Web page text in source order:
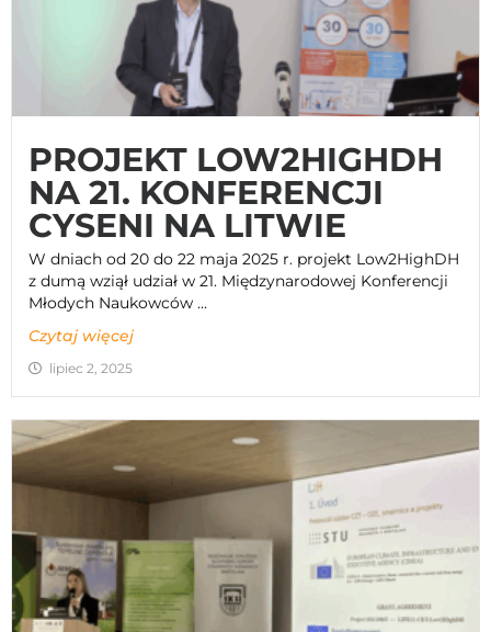
PROJEKT LOW2HIGHDH
NA 21. KONFERENCJI
CYSENI NA LITWIE
W dniach od 20 do 22 maja 2025 r. projekt Low2HighDH
z dumą wziął udział w 21. Międzynarodowej Konferencji
Młodych Naukowców ...
Czytaj więcej
lipiec 2, 2025